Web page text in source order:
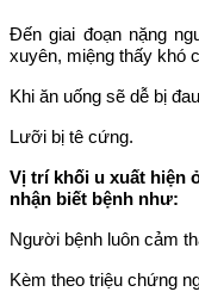
Đến giai đoạn nặng
xuyên, miệng thấy khó
Khi ăn uống sẽ dễ bị
Lưỡi bị tê cứng.
Vị trí khối u xuất hiện
nhận biết bệnh như:
Người bệnh luôn cảm
Kèm theo triệu chứng